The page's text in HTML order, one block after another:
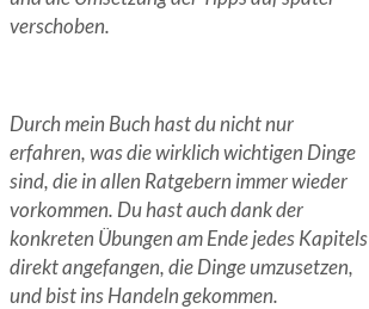
verschoben.
Durch mein Buch hast du nicht nur
erfahren, was die wirklich wichtigen Dinge
sind, die in allen Ratgebern immer wieder
vorkommen. Du hast auch dank der
konkreten Übungen am Ende jedes Kapitels
direkt angefangen, die Dinge umzusetzen,
und bist ins Handeln gekommen.